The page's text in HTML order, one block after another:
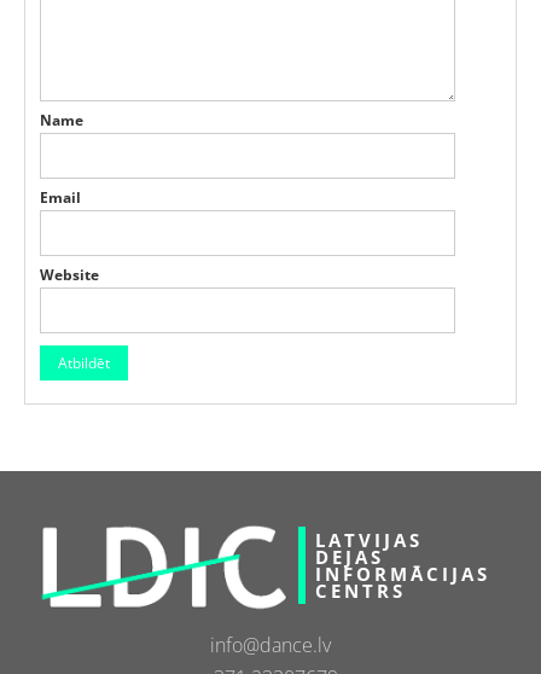
Name
Email
Website
LATVIJAS
DEJAS
INFORMĀCIJAS
CENTRS
info@dance.lv